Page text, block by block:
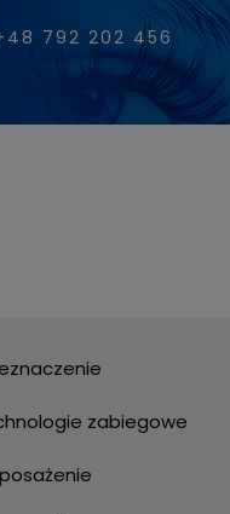
792 202 456
zabiegowe